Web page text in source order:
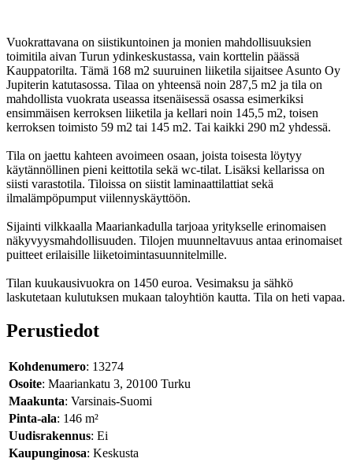
Vuokrattavana on siistikuntoinen ja monien mahdollisuuksien
toimitila aivan Turun ydinkeskustassa, vain korttelin päässä
Kauppatorilta. Tämä 168 m2 suuruinen liiketila sijaitsee Asunto Oy
Jupiterin katutasossa. Tilaa on yhteensä noin 287,5 m2 ja tila on
mahdollista vuokrata useassa itsenäisessä osassa esimerkiksi
ensimmäisen kerroksen liiketila ja kellari noin 145,5 m2, toisen
kerroksen toimisto 59 m2 tai 145 m2. Tai kaikki 290 m2 yhdessä.
Tila on jaettu kahteen avoimeen osaan, joista toisesta löytyy
käytännöllinen pieni keittotila sekä wc-tilat. Lisäksi kellarissa on
siisti varastotila. Tiloissa on siistit laminaattilattiat sekä
ilmalämpöpumput viilennyskäyttöön.
Sijainti vilkkaalla Maariankadulla tarjoaa yritykselle erinomaisen
näkyvyysmahdollisuuden. Tilojen muunneltavuus antaa erinomaiset
puitteet erilaisille liiketoimintasuunnitelmille.
Tilan kuukausivuokra on 1450 euroa. Vesimaksu ja sähkö
laskutetaan kulutuksen mukaan taloyhtiön kautta. Tila on heti vapaa.
Perustiedot
Kohdenumero: 13274
Osoite: Maariankatu 3, 20100 Turku
Maakunta: Varsinais-Suomi
Pinta-ala: 146 m²
Uudisrakennus: Ei
Kaupunginosa: Keskusta